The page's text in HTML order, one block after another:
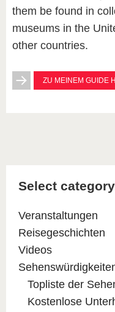
them be found in
museums in the
other countries.
ZU MEINEM GUIDE
Select
Veranstaltungen
Reisegeschichten
Videos
Topliste der
Kostenlose